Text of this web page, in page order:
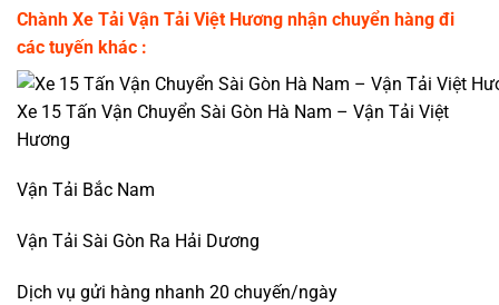
Chành Xe Tải Vận Tải Việt Hương nhận chuyển hàng đi
các tuyến khác :
Xe 15 Tấn Vận Chuyển Sài Gòn Hà Nam – Vận Tải Việt
Hương
Vận Tải Bắc Nam
Vận Tải Sài Gòn Ra Hải Dương
Dịch vụ gửi hàng nhanh 20 chuyến/ngày